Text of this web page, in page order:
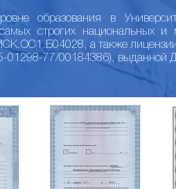
образования в
строгих национальных
а также лицензии
01298-77/00184386), выданной